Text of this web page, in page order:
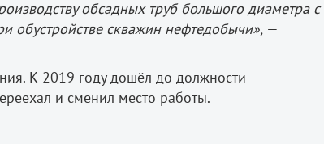
обсадных труб большого диаметра с
обустройстве скважин нефтедобычи», —
К 2019 году дошёл до должности
и сменил место работы.